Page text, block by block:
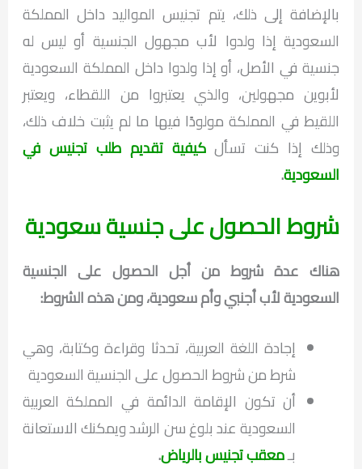
بالإضافة إلى ذلك، يتم تجنيس المواليد داخل المملكة
السعودية إذا ولدوا لأب مجهول الجنسية أو ليس له
جنسية في الأصل، أو إذا ولدوا داخل المملكة السعودية
لأبوين مجهولين، والذي يعتبروا من اللقطاء، ويعتبر
اللقيط في المملكة مولودًا فيها ما لم يثبت خلاف ذلك،
وذلك إذا كنت تسألكيفية تقديم طلب تجنيس في
السعودية.
شروط الحصول على جنسية سعودية
هناك عدة شروط من أجل الحصول على الجنسية
السعودية لأب أجنبي وأم سعودية، ومن هذه الشروط:
إجادة اللغة العربية، تحدثا وقراءة وكتابة، وهي
شرط من شروط الحصول على الجنسية السعودية
أن تكون الإقامة الدائمة في المملكة العربية
السعودية عند بلوغ سن الرشد ويمكنك الاستعانة
بـمعقب تجنيس بالرياض.